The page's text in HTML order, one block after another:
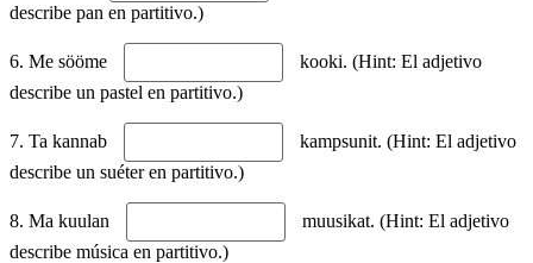
describe pan en partitivo.)
6. Me sööme
kooki. (Hint: El adjetivo
describe un pastel en partitivo.)
7. Ta kannab
kampsunit. (Hint: El adjetivo
describe un suéter en partitivo.)
8. Ma kuulan
muusikat. (Hint: El adjetivo
describe música en partitivo.)